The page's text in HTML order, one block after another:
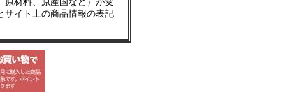
原材料、原産国など）が変
サイト上の商品情報の表記